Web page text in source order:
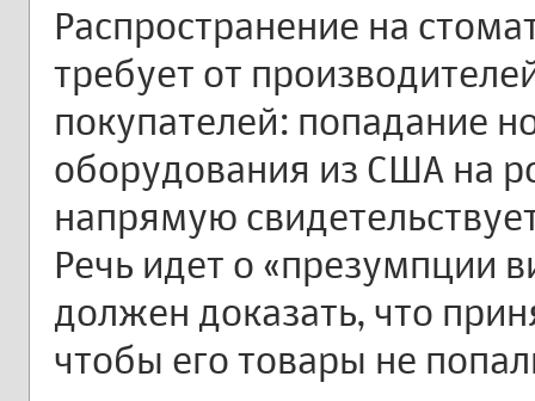
Распространение на
требует от
покупателей: попадание
оборудования из США на
напрямую
Речь идет о «презумпции
должен доказать, что
чтобы его товары не